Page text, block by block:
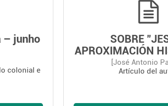
– junho
colonial e
SOBRE
APROXIMACIÓN
LA VERDAD
LIBRES
[José Antonio
Artículo del